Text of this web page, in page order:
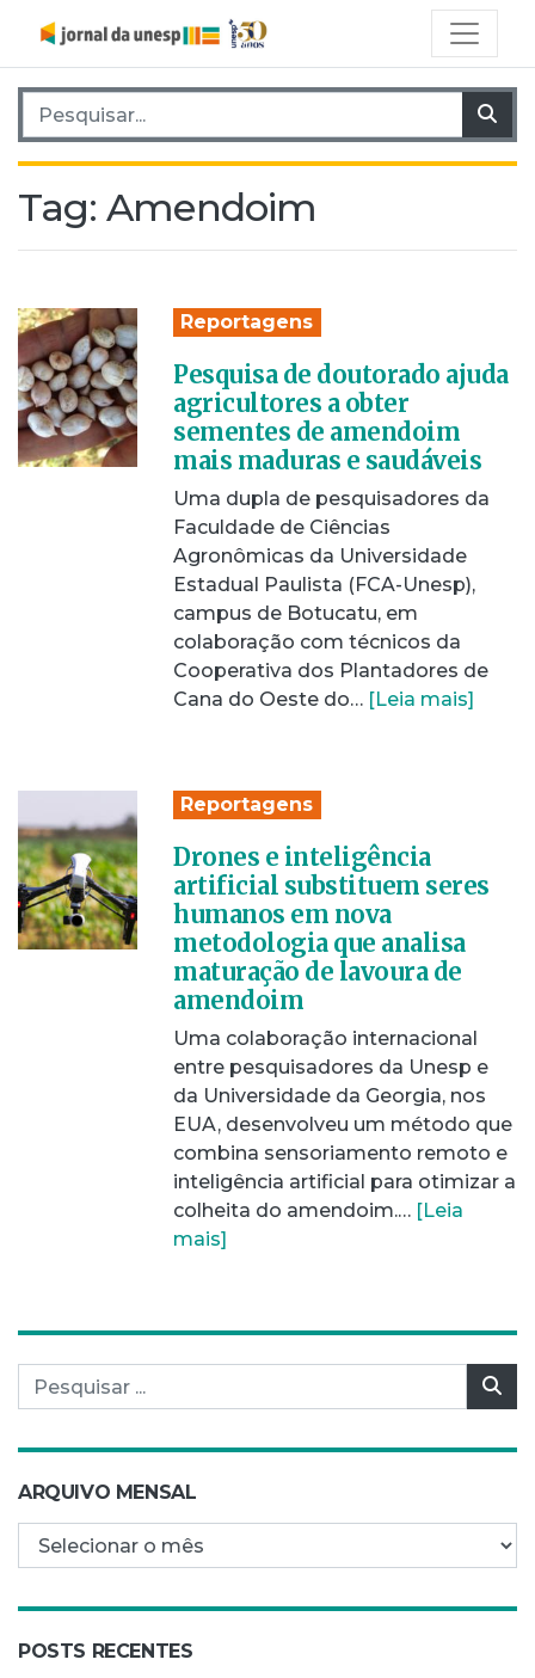
Pesquisar por:
Tag: Amendoim
Reportagens
Pesquisa de doutorado ajuda
agricultores a obter
sementes de amendoim
mais maduras e saudáveis
Uma dupla de pesquisadores da
Faculdade de Ciências
Agronômicas da Universidade
Estadual Paulista (FCA-Unesp),
campus de Botucatu, em
colaboração com técnicos da
Cooperativa dos Plantadores de
Cana do Oeste do… [Leia mais]
Reportagens
Drones e inteligência
artificial substituem seres
humanos em nova
metodologia que analisa
maturação de lavoura de
amendoim
Uma colaboração internacional
entre pesquisadores da Unesp e
da Universidade da Georgia, nos
EUA, desenvolveu um método que
combina sensoriamento remoto e
inteligência artificial para otimizar a
colheita do amendoim.… [Leia
mais]
Pesquisar por:
ARQUIVO MENSAL
Arquivo mensal
POSTS RECENTES